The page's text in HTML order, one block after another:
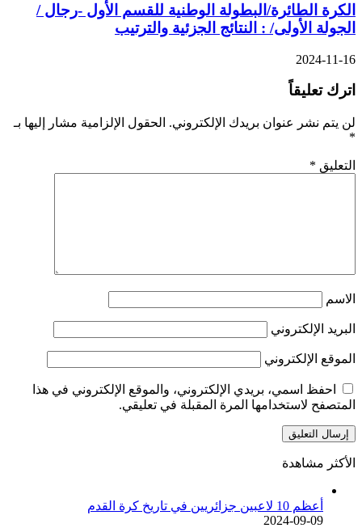
الكرة الطائرة/البطولة الوطنية للقسم الأول -رجال /
الجولة الأولى/ : النتائج الجزئية والترتيب
2024-11-16
اترك تعليقاً
لن يتم نشر عنوان بريدك الإلكتروني. الحقول الإلزامية مشار إليها بـ
*
التعليق *
الاسم
البريد الإلكتروني
الموقع الإلكتروني
احفظ اسمي، بريدي الإلكتروني، والموقع الإلكتروني في هذا
المتصفح لاستخدامها المرة المقبلة في تعليقي.
الأكثر مشاهدة
أعظم 10 لاعبين جزائريين في تاريخ كرة القدم
2024-09-09